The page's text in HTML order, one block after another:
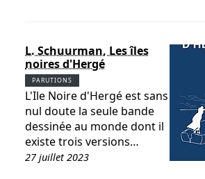
L. Schuurman, Les îles
noires d'Hergé
PARUTIONS
L'Ile Noire d'Hergé est sans
nul doute la seule bande
dessinée au monde dont il
existe trois versions…
27 juillet 2023